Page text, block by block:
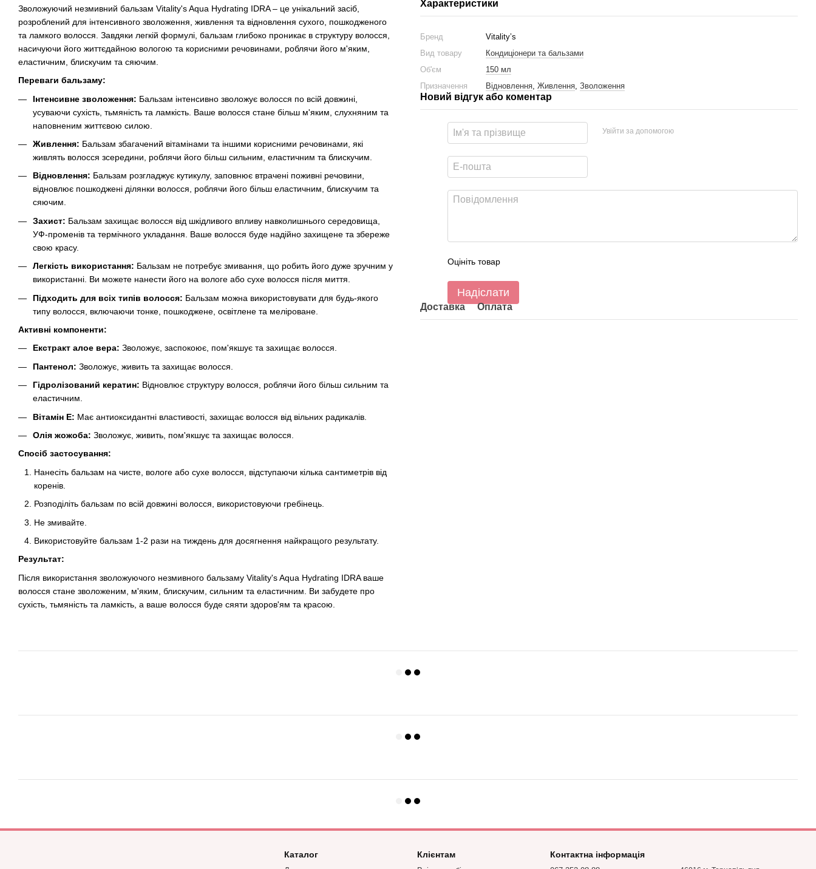
Зволожуючий незмивний бальзам Vitality's Aqua Hydrating IDRA – це унікальний засіб,
розроблений для інтенсивного зволоження, живлення та відновлення сухого, пошкодженого
та ламкого волосся. Завдяки легкій формулі, бальзам глибоко проникає в структуру волосся,
насичуючи його життєдайною вологою та корисними речовинами, роблячи його м'яким,
еластичним, блискучим та сяючим.
Переваги бальзаму:
Інтенсивне зволоження: Бальзам інтенсивно зволожує волосся по всій довжині,
усуваючи сухість, тьмяність та ламкість. Ваше волосся стане більш м'яким, слухняним та
наповненим життєвою силою.
Живлення: Бальзам збагачений вітамінами та іншими корисними речовинами, які
живлять волосся зсередини, роблячи його більш сильним, еластичним та блискучим.
Відновлення: Бальзам розгладжує кутикулу, заповнює втрачені поживні речовини,
відновлює пошкоджені ділянки волосся, роблячи його більш еластичним, блискучим та
сяючим.
Захист: Бальзам захищає волосся від шкідливого впливу навколишнього середовища,
УФ-променів та термічного укладання. Ваше волосся буде надійно захищене та збереже
свою красу.
Легкість використання: Бальзам не потребує змивання, що робить його дуже зручним у
використанні. Ви можете нанести його на вологе або сухе волосся після миття.
Підходить для всіх типів волосся: Бальзам можна використовувати для будь-якого
типу волосся, включаючи тонке, пошкоджене, освітлене та меліроване.
Активні компоненти:
Екстракт алое вера: Зволожує, заспокоює, пом'якшує та захищає волосся.
Пантенол: Зволожує, живить та захищає волосся.
Гідролізований кератин: Відновлює структуру волосся, роблячи його більш сильним та
еластичним.
Вітамін E: Має антиоксидантні властивості, захищає волосся від вільних радикалів.
Олія жожоба: Зволожує, живить, пом'якшує та захищає волосся.
Спосіб застосування:
Нанесіть бальзам на чисте, вологе або сухе волосся, відступаючи кілька сантиметрів від
коренів.
Розподіліть бальзам по всій довжині волосся, використовуючи гребінець.
Не змивайте.
Використовуйте бальзам 1-2 рази на тиждень для досягнення найкращого результату.
Результат:
Після використання зволожуючого незмивного бальзаму Vitality's Aqua Hydrating IDRA ваше
волосся стане зволоженим, м'яким, блискучим, сильним та еластичним. Ви забудете про
сухість, тьмяність та ламкість, а ваше волосся буде сяяти здоров'ям та красою.
Характеристики
Бренд
Vitality’s
Вид товару
Кондиціонери та бальзами
Об'єм
150 мл
Призначення
Відновлення, Живлення, Зволоження
Новий відгук або коментар
Увійти за допомогою
Оцініть товар
Надіслати
Доставка Оплата
Каталог Клієнтам Контактна інформація